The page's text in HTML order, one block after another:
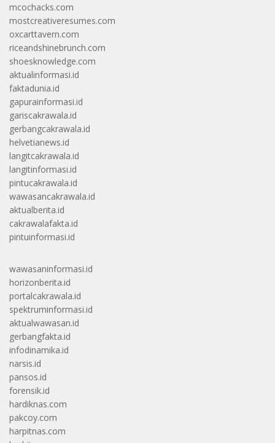
mcochacks.com
mostcreativeresumes.com
oxcarttavern.com
riceandshinebrunch.com
shoesknowledge.com
aktualinformasi.id
faktadunia.id
gapurainformasi.id
gariscakrawala.id
gerbangcakrawala.id
helvetianews.id
langitcakrawala.id
langitinformasi.id
pintucakrawala.id
wawasancakrawala.id
aktualberita.id
cakrawalafakta.id
pintuinformasi.id
wawasaninformasi.id
horizonberita.id
portalcakrawala.id
spektruminformasi.id
aktualwawasan.id
gerbangfakta.id
infodinamika.id
narsis.id
pansos.id
forensik.id
hardiknas.com
pakcoy.com
harpitnas.com